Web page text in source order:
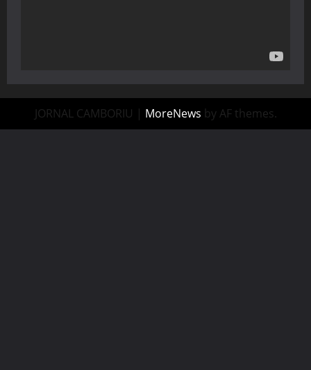
JORNAL CAMBORIU | MoreNews by AF themes.